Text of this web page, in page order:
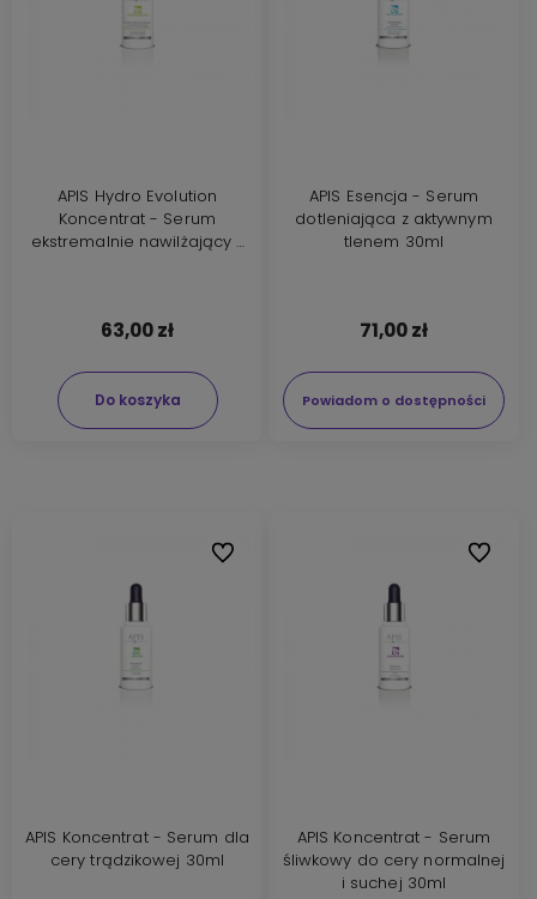
APIS Hydro Evolution
Koncentrat - Serum
ekstremalnie nawilżający z
63,00 zł
Do koszyka
APIS Esencja - Serum
dotleniająca z aktywnym
tlenem 30ml
71,00 zł
Powiadom o dostępności
APIS Koncentrat - Serum dla
cery trądzikowej 30ml
Do ulubionych
APIS Koncentrat - Serum
śliwkowy do cery normalnej
i suchej 30ml
Do